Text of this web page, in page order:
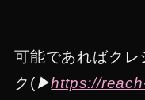
可能であればクレ
ク (▶︎https://